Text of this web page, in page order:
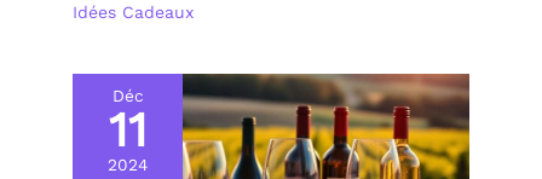
Idées Cadeaux
Déc
11
2024